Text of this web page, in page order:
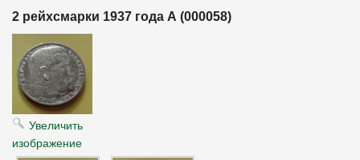
2 рейхсмарки 1937 года А (000058)
Увеличить
изображение